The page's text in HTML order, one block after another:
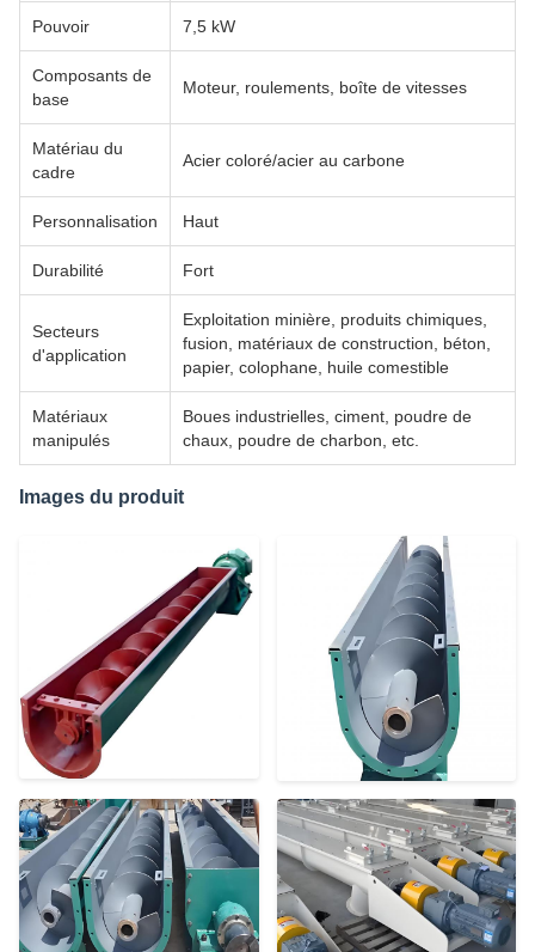
Pouvoir 7,5 kW
Composants de
base
Moteur, roulements, boîte de vitesses
Matériau du
cadre
Acier coloré/acier au carbone
Personnalisation Haut
Durabilité Fort
Secteurs
d'application
Exploitation minière, produits chimiques,
fusion, matériaux de construction, béton,
papier, colophane, huile comestible
Matériaux
manipulés
Boues industrielles, ciment, poudre de
chaux, poudre de charbon, etc.
Images du produit